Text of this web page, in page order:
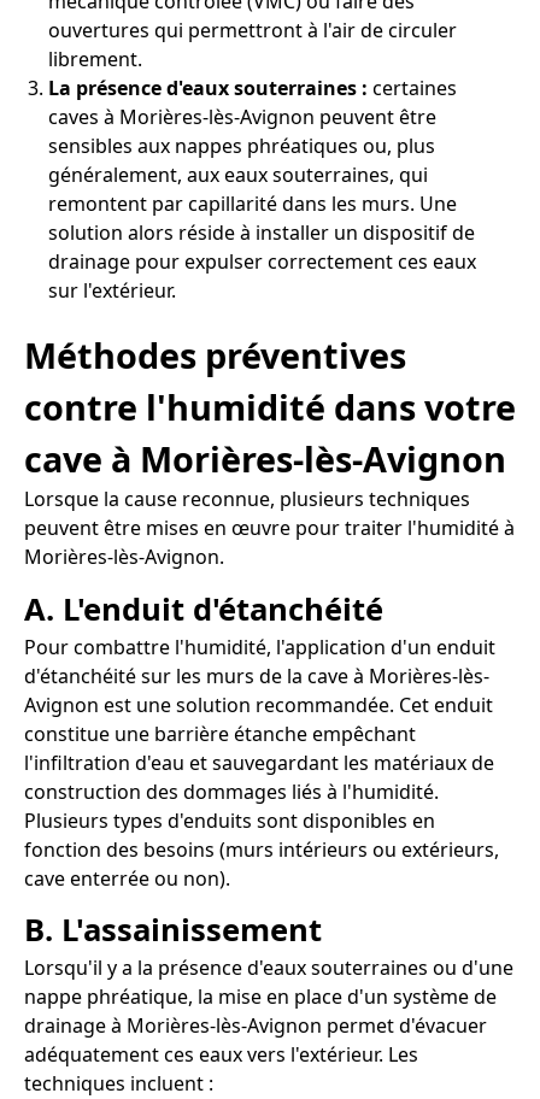
ouvertures qui permettront à l'air de circuler
librement.
La présence d'eaux souterraines : certaines
caves à Morières-lès-Avignon peuvent être
sensibles aux nappes phréatiques ou, plus
généralement, aux eaux souterraines, qui
remontent par capillarité dans les murs. Une
solution alors réside à installer un dispositif de
drainage pour expulser correctement ces eaux
sur l'extérieur.
Méthodes préventives
contre l'humidité dans votre
cave à Morières-lès-Avignon
Lorsque la cause reconnue, plusieurs techniques
peuvent être mises en œuvre pour traiter l'humidité à
Morières-lès-Avignon.
A. L'enduit d'étanchéité
Pour combattre l'humidité, l'application d'un enduit
d'étanchéité sur les murs de la cave à Morières-lès-
Avignon est une solution recommandée. Cet enduit
constitue une barrière étanche empêchant
l'infiltration d'eau et sauvegardant les matériaux de
construction des dommages liés à l'humidité.
Plusieurs types d'enduits sont disponibles en
fonction des besoins (murs intérieurs ou extérieurs,
cave enterrée ou non).
B. L'assainissement
Lorsqu'il y a la présence d'eaux souterraines ou d'une
nappe phréatique, la mise en place d'un système de
drainage à Morières-lès-Avignon permet d'évacuer
adéquatement ces eaux vers l'extérieur. Les
techniques incluent :